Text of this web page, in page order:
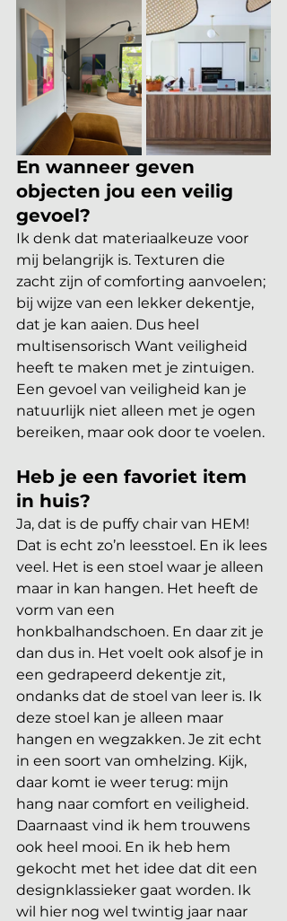
En wanneer geven
objecten jou een veilig
gevoel?
Ik denk dat materiaalkeuze voor
mij belangrijk is. Texturen die
zacht zijn of comforting aanvoelen;
bij wijze van een lekker dekentje,
dat je kan aaien. Dus heel
multisensorisch Want veiligheid
heeft te maken met je zintuigen.
Een gevoel van veiligheid kan je
natuurlijk niet alleen met je ogen
bereiken, maar ook door te voelen.
Heb je een favoriet item
in huis?
Ja, dat is de puffy chair van HEM!
Dat is echt zo’n leesstoel. En ik lees
veel. Het is een stoel waar je alleen
maar in kan hangen. Het heeft de
vorm van een
honkbalhandschoen. En daar zit je
dan dus in. Het voelt ook alsof je in
een gedrapeerd dekentje zit,
ondanks dat de stoel van leer is. Ik
deze stoel kan je alleen maar
hangen en wegzakken. Je zit echt
in een soort van omhelzing. Kijk,
daar komt ie weer terug: mijn
hang naar comfort en veiligheid.
Daarnaast vind ik hem trouwens
ook heel mooi. En ik heb hem
gekocht met het idee dat dit een
designklassieker gaat worden. Ik
wil hier nog wel twintig jaar naar